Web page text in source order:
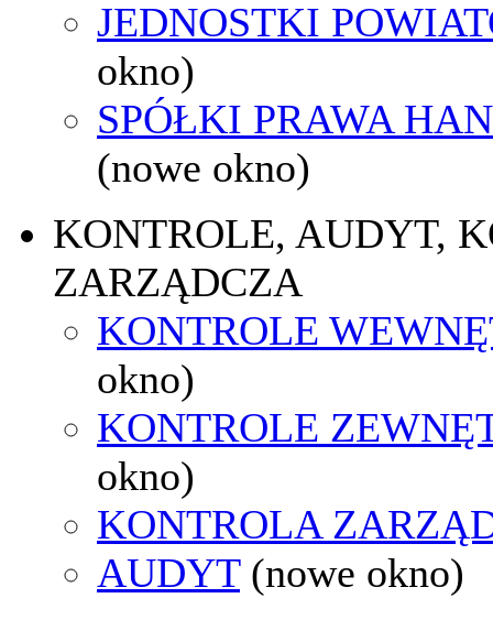
JEDNOSTKI
okno)
SPÓŁKI PRAWA
(nowe okno)
KONTROLE, AUDYT,
ZARZĄDCZA
KONTROLE
okno)
KONTROLE
okno)
KONTROLA
AUDYT (nowe okno)